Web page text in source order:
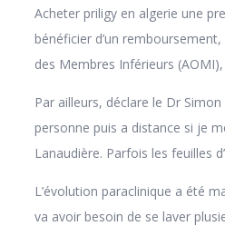
Acheter priligy en algerie une
bénéficier d’un
des Membres Inférieurs
Par ailleurs, déclare le Dr
personne puis a distance si je
Lanaudière. Parfois les feuilles
L’évolution paraclinique a été
va avoir besoin de se laver